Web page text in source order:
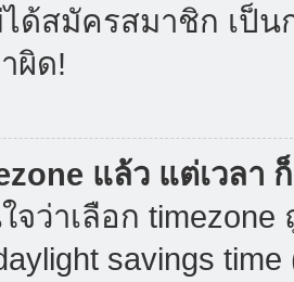
ด้สมัครสมาชิก เป็
ผิด!
แล้ว แต่เวลา
ว่าเลือก timezone
savings